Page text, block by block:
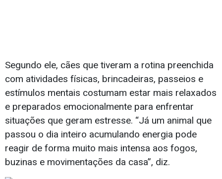
Segundo ele, cães que tiveram a rotina preenchida
com atividades físicas, brincadeiras, passeios e
estímulos mentais costumam estar mais relaxados
e preparados emocionalmente para enfrentar
situações que geram estresse. “Já um animal que
passou o dia inteiro acumulando energia pode
reagir de forma muito mais intensa aos fogos,
buzinas e movimentações da casa”, diz.